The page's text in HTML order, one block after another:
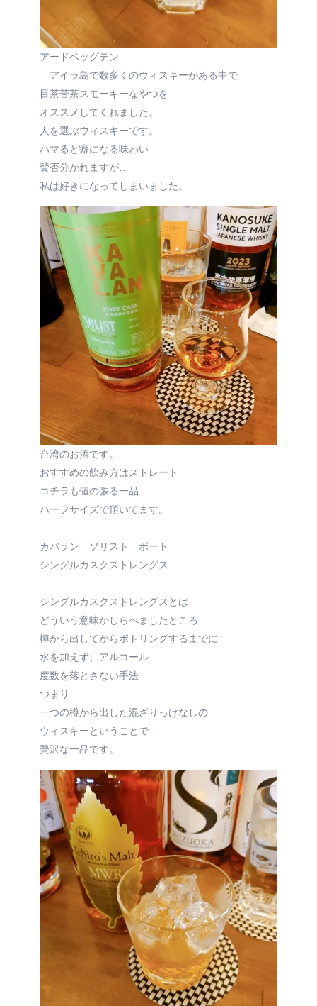
アードベッグテン
アイラ島で数多くのウィスキーがある中で
目茶苦茶スモーキーなやつを
オススメしてくれました。
人を選ぶウィスキーです。
ハマると癖になる味わい
賛否分かれますが…
私は好きになってしまいました。
台湾のお酒です。
おすすめの飲み方はストレート
コチラも値の張る一品
ハーフサイズで頂いてます。
カバラン ソリスト ポート
シングルカスクストレングス
シングルカスクストレングスとは
どういう意味かしらべましたところ
樽から出してからボトリングするまでに
水を加えず、アルコール
度数を落とさない手法
つまり
一つの樽から出した混ざりっけなしの
ウィスキーということで
贅沢な一品です。